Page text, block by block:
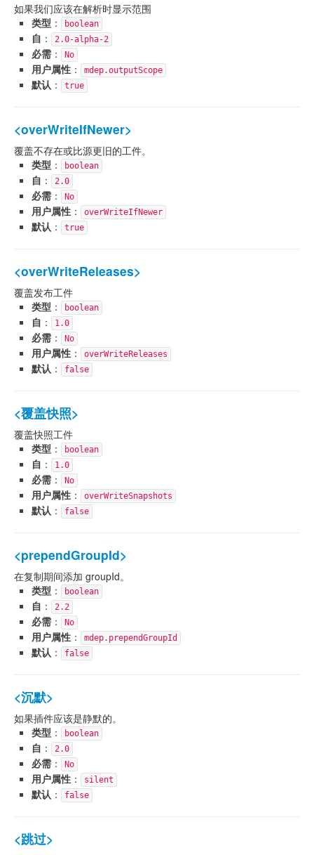
如果我们应该在解析时显示范围
类型 ： boolean
自 ： 2.0-alpha-2
必需 ： No
用户属性 ： mdep.outputScope
默认 ： true
<overWriteIfNewer>
覆盖不存在或比源更旧的工件。
类型 ： boolean
自 ： 2.0
必需 ： No
用户属性 ： overWriteIfNewer
默认 ： true
<overWriteReleases>
覆盖发布工件
类型 ： boolean
自 ： 1.0
必需 ： No
用户属性 ： overWriteReleases
默认 ： false
<覆盖快照>
覆盖快照工件
类型 ： boolean
自 ： 1.0
必需 ： No
用户属性 ： overWriteSnapshots
默认 ： false
<prependGroupId>
在复制期间添加 groupId。
类型 ： boolean
自 ： 2.2
必需 ： No
用户属性 ： mdep.prependGroupId
默认 ： false
<沉默>
如果插件应该是静默的。
类型 ： boolean
自 ： 2.0
必需 ： No
用户属性 ： silent
默认 ： false
<跳过>